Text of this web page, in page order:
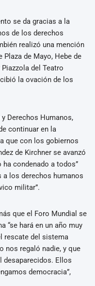
se da gracias a la
de los derechos
realizó una mención
de Mayo, Hebe de
del Teatro
la ovación de los
Derechos Humanos,
continuar en la
que con los gobiernos
de Kirchner se avanzó
condenado a todos”
a los derechos humanos
militar”.
que el Foro Mundial se
“se hará en un año muy
rescate del sistema
nos regaló nadie, y que
desaparecidos. Ellos
democracia”,